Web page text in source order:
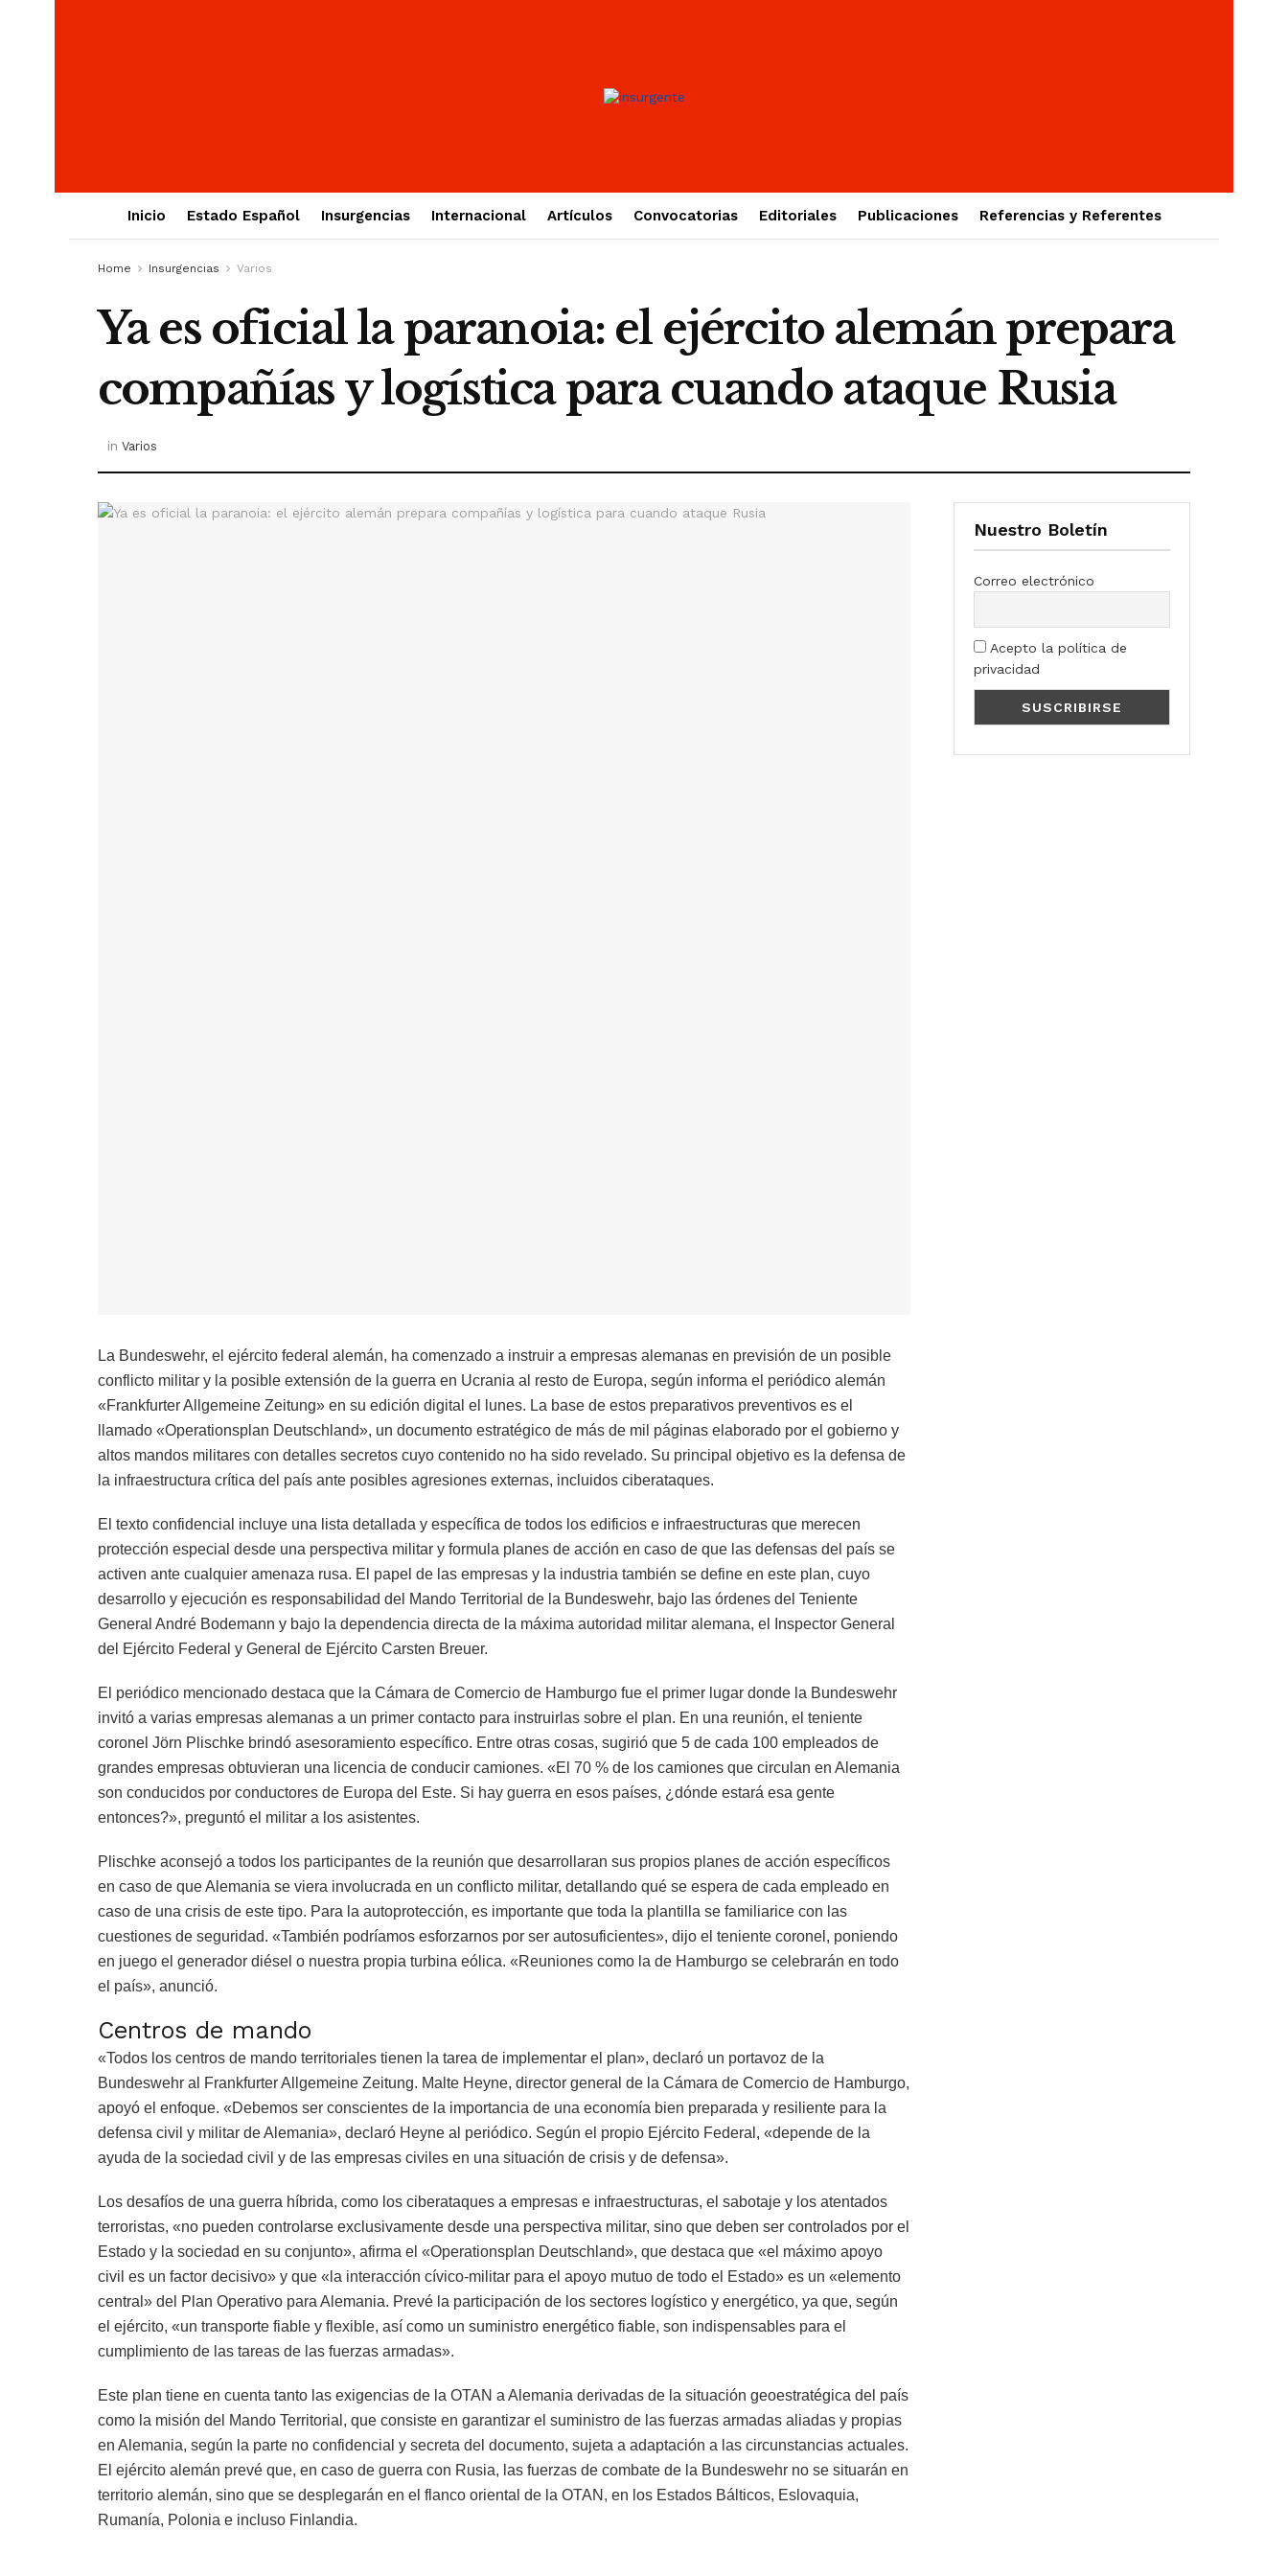
Inicio Estado Español Insurgencias Internacional Artículos Convocatorias Editoriales Publicaciones Referencias y Referentes
Home Insurgencias Varios
Ya es oficial la paranoia: el ejército alemán prepara
compañías y logística para cuando ataque Rusia
in Varios
La Bundeswehr, el ejército federal alemán, ha comenzado a instruir a empresas alemanas en previsión de un posible
conflicto militar y la posible extensión de la guerra en Ucrania al resto de Europa, según informa el periódico alemán
«Frankfurter Allgemeine Zeitung» en su edición digital el lunes. La base de estos preparativos preventivos es el
llamado «Operationsplan Deutschland», un documento estratégico de más de mil páginas elaborado por el gobierno y
altos mandos militares con detalles secretos cuyo contenido no ha sido revelado. Su principal objetivo es la defensa de
la infraestructura crítica del país ante posibles agresiones externas, incluidos ciberataques.
El texto confidencial incluye una lista detallada y específica de todos los edificios e infraestructuras que merecen
protección especial desde una perspectiva militar y formula planes de acción en caso de que las defensas del país se
activen ante cualquier amenaza rusa. El papel de las empresas y la industria también se define en este plan, cuyo
desarrollo y ejecución es responsabilidad del Mando Territorial de la Bundeswehr, bajo las órdenes del Teniente
General André Bodemann y bajo la dependencia directa de la máxima autoridad militar alemana, el Inspector General
del Ejército Federal y General de Ejército Carsten Breuer.
El periódico mencionado destaca que la Cámara de Comercio de Hamburgo fue el primer lugar donde la Bundeswehr
invitó a varias empresas alemanas a un primer contacto para instruirlas sobre el plan. En una reunión, el teniente
coronel Jörn Plischke brindó asesoramiento específico. Entre otras cosas, sugirió que 5 de cada 100 empleados de
grandes empresas obtuvieran una licencia de conducir camiones. «El 70 % de los camiones que circulan en Alemania
son conducidos por conductores de Europa del Este. Si hay guerra en esos países, ¿dónde estará esa gente
entonces?», preguntó el militar a los asistentes.
Plischke aconsejó a todos los participantes de la reunión que desarrollaran sus propios planes de acción específicos
en caso de que Alemania se viera involucrada en un conflicto militar, detallando qué se espera de cada empleado en
caso de una crisis de este tipo. Para la autoprotección, es importante que toda la plantilla se familiarice con las
cuestiones de seguridad. «También podríamos esforzarnos por ser autosuficientes», dijo el teniente coronel, poniendo
en juego el generador diésel o nuestra propia turbina eólica. «Reuniones como la de Hamburgo se celebrarán en todo
el país», anunció.
Centros de mando
«Todos los centros de mando territoriales tienen la tarea de implementar el plan», declaró un portavoz de la
Bundeswehr al Frankfurter Allgemeine Zeitung. Malte Heyne, director general de la Cámara de Comercio de Hamburgo,
apoyó el enfoque. «Debemos ser conscientes de la importancia de una economía bien preparada y resiliente para la
defensa civil y militar de Alemania», declaró Heyne al periódico. Según el propio Ejército Federal, «depende de la
ayuda de la sociedad civil y de las empresas civiles en una situación de crisis y de defensa».
Los desafíos de una guerra híbrida, como los ciberataques a empresas e infraestructuras, el sabotaje y los atentados
terroristas, «no pueden controlarse exclusivamente desde una perspectiva militar, sino que deben ser controlados por el
Estado y la sociedad en su conjunto», afirma el «Operationsplan Deutschland», que destaca que «el máximo apoyo
civil es un factor decisivo» y que «la interacción cívico-militar para el apoyo mutuo de todo el Estado» es un «elemento
central» del Plan Operativo para Alemania. Prevé la participación de los sectores logístico y energético, ya que, según
el ejército, «un transporte fiable y flexible, así como un suministro energético fiable, son indispensables para el
cumplimiento de las tareas de las fuerzas armadas».
Este plan tiene en cuenta tanto las exigencias de la OTAN a Alemania derivadas de la situación geoestratégica del país
como la misión del Mando Territorial, que consiste en garantizar el suministro de las fuerzas armadas aliadas y propias
en Alemania, según la parte no confidencial y secreta del documento, sujeta a adaptación a las circunstancias actuales.
El ejército alemán prevé que, en caso de guerra con Rusia, las fuerzas de combate de la Bundeswehr no se situarán en
territorio alemán, sino que se desplegarán en el flanco oriental de la OTAN, en los Estados Bálticos, Eslovaquia,
Rumanía, Polonia e incluso Finlandia.
Nuestro Boletín
Correo electrónico
Acepto la política de
privacidad